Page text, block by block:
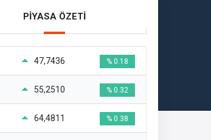
PİYASA ÖZETİ
47,7436 % 0.18
55,2510 % 0.32
64,4811 % 0.38